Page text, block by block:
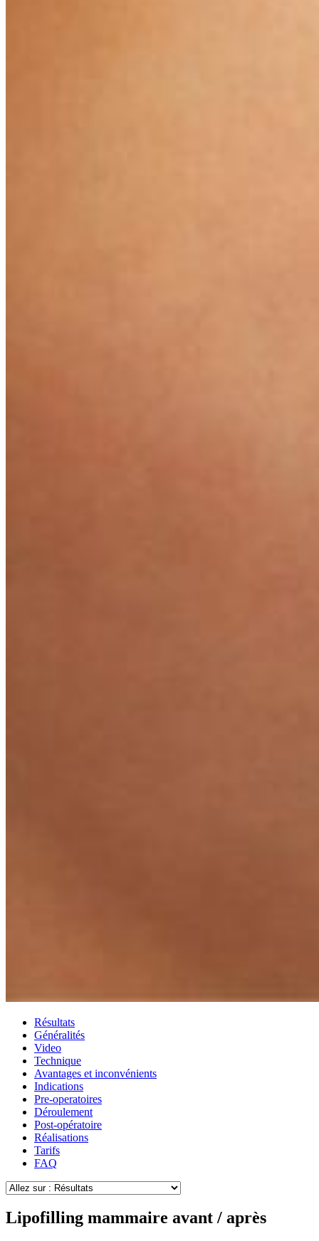
Résultats
Généralités
Video
Technique
Avantages et inconvénients
Indications
Pre-operatoires
Déroulement
Post-opératoire
Réalisations
Tarifs
FAQ
Lipofilling mammaire avant / après